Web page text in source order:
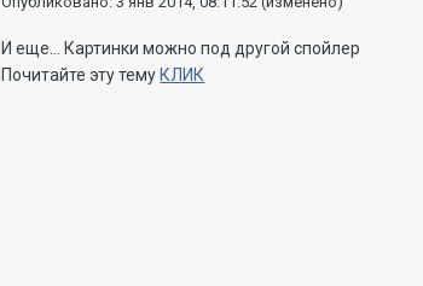
И еще... Картинки можно под другой спойлер
Почитайте эту тему КЛИК